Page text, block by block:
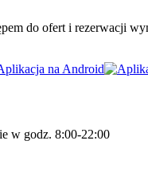
do ofert i rezerwacji
w godz. 8:00-22:00